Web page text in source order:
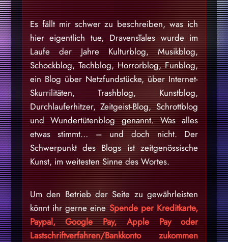
Es fällt mir schwer zu beschreiben, was ich
hier eigentlich tue, DravensTales wurde im
Laufe der Jahre Kulturblog, Musikblog,
Schockblog, Techblog, Horrorblog, Funblog,
ein Blog über Netzfundstücke, über Internet-
Skurrilitäten, Trashblog, Kunstblog,
Durchlauferhitzer, Zeitgeist-Blog, Schrottblog
und Wundertütenblog genannt. Was alles
etwas stimmt… – und doch nicht. Der
Schwerpunkt des Blogs ist zeitgenössische
Kunst, im weitesten Sinne des Wortes.
Um den Betrieb der Seite zu gewährleisten
könnt ihr gerne eineSpende per Kreditkarte,
Paypal, Google Pay, Apple Pay oder
Lastschriftverfahren/Bankkonto zukommen